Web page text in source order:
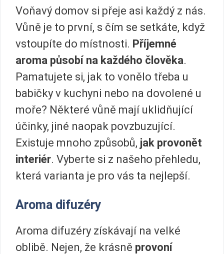
Voňavý domov si přeje asi každý z nás.
Vůně je to první, s čím se setkáte, když
vstoupíte do místnosti. Příjemné
aroma působí na každého člověka.
Pamatujete si, jak to vonělo třeba u
babičky v kuchyni nebo na dovolené u
moře? Některé vůně mají uklidňující
účinky, jiné naopak povzbuzující.
Existuje mnoho způsobů, jak provonět
interiér. Vyberte si z našeho přehledu,
která varianta je pro vás ta nejlepší.
Aroma difuzéry
Aroma difuzéry získávají na velké
oblibě. Nejen, že krásně provoní